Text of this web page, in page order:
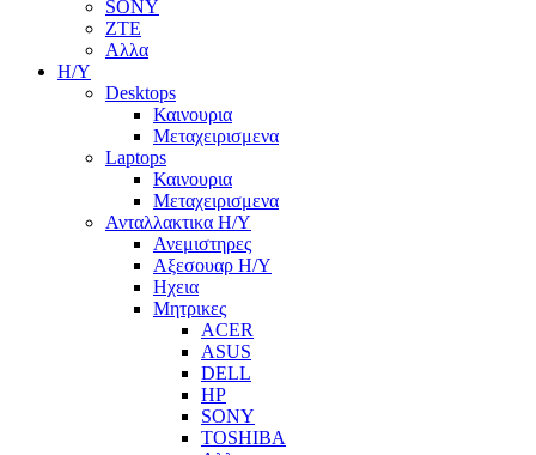
SONY
ZTE
Αλλα
Η/Υ
Desktops
Καινουρια
Μεταχειρισμενα
Laptops
Καινουρια
Μεταχειρισμενα
Ανταλλακτικα H/Y
Ανεμιστηρες
Αξεσουαρ Η/Υ
Ηχεια
Μητρικες
ACER
ASUS
DELL
HP
SONY
TOSHIBA